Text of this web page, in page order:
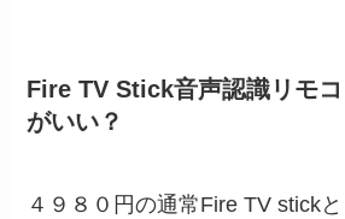
Fire TV Stick音声認識リモ
がいい？
４９８０円の通常Fire TV stick